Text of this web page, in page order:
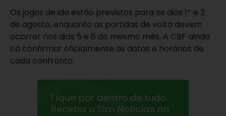
Os jogos de ida estão previstos para os dias 1º e 2
de agosto, enquanto as partidas de volta devem
ocorrer nos dias 5 e 6 do mesmo mês. A CBF ainda
irá confirmar oficialmente as datas e horários de
cada confronto.